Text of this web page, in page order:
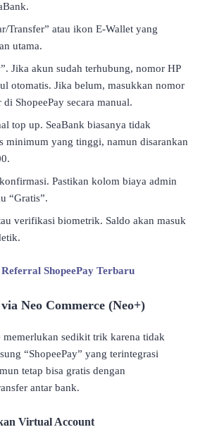
Transfer” atau ikon E-Wallet yang
utama.
Jika akun sudah terhubung, nomor HP
otomatis. Jika belum, masukkan nomor
ShopeePay secara manual.
top up. SeaBank biasanya tidak
minimum yang tinggi, namun disarankan
Pastikan kolom biaya admin
“Gratis”.
verifikasi biometrik. Saldo akan masuk
ShopeePay Terbaru
Neo Commerce (Neo+)
memerlukan sedikit trik karena tidak
“ShopeePay” yang terintegrasi
tetap bisa gratis dengan
antar bank.
Virtual Account